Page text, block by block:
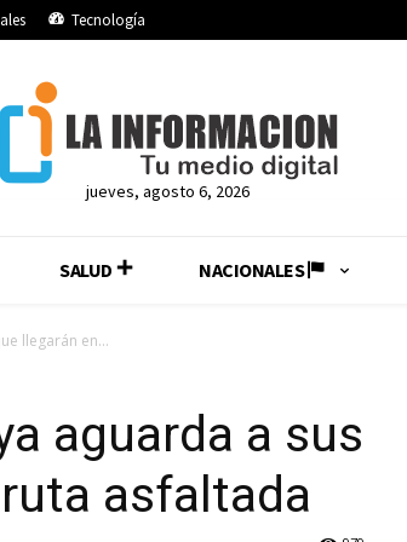
Tecnología
jueves, agosto 6, 2026
SALUD NACIONALES
llegarán en...
aguarda a sus
asfaltada